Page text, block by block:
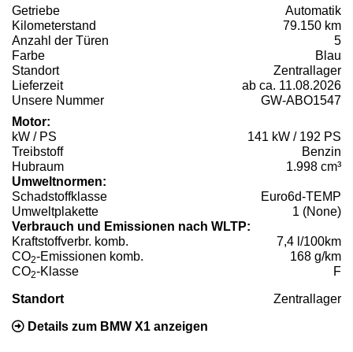
Getriebe
Automatik
Kilometerstand
79.150 km
Anzahl der Türen
5
Farbe
Blau
Standort
Zentrallager
Lieferzeit
ab ca. 11.08.2026
Unsere Nummer
GW-ABO1547
Motor:
kW / PS
141 kW / 192 PS
Treibstoff
Benzin
Hubraum
1.998 cm³
Umweltnormen:
Schadstoffklasse
Euro6d-TEMP
Umweltplakette
1 (None)
Verbrauch und Emissionen nach WLTP:
Kraftstoffverbr. komb.
7,4 l/100km
CO2-Emissionen komb.
168 g/km
CO2-Klasse F
Standort Zentrallager
Details zum BMW X1 anzeigen